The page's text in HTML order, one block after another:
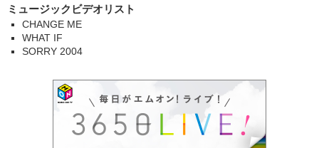
ミュージックビデオリスト
CHANGE ME
WHAT IF
SORRY 2004